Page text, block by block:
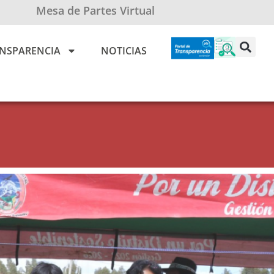
Mesa de Partes Virtual
NOTICIAS